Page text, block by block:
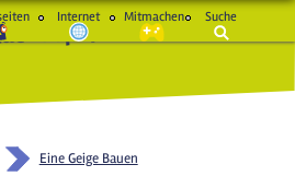
Internet Mitmachen Suche
Spaß und schlau
Eine Geige Bauen